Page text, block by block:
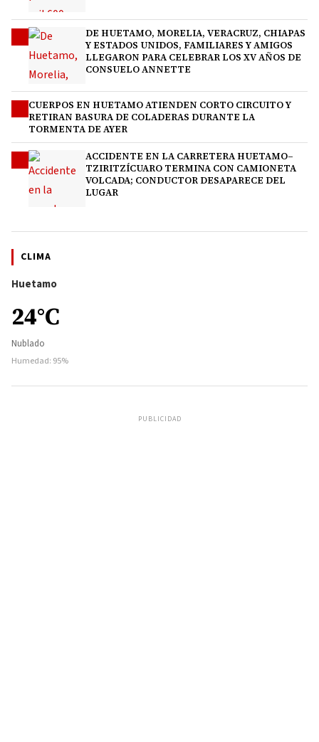
DE HUETAMO, MORELIA, VERACRUZ, CHIAPAS
Y ESTADOS UNIDOS, FAMILIARES Y AMIGOS
LLEGARON PARA CELEBRAR LOS XV AÑOS DE
CONSUELO ANNETTE
CUERPOS EN HUETAMO ATIENDEN CORTO CIRCUITO Y
RETIRAN BASURA DE COLADERAS DURANTE LA
TORMENTA DE AYER
ACCIDENTE EN LA CARRETERA HUETAMO–
TZIRITZÍCUARO TERMINA CON CAMIONETA
VOLCADA; CONDUCTOR DESAPARECE DEL
LUGAR
CLIMA
Huetamo
24°C
Nublado
Humedad: 95%
PUBLICIDAD